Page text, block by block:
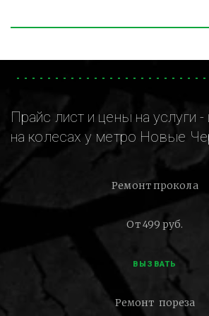
Прайс лист и цены на услуги
на колесах у метро Новые
Ремонт прокола
От 499 руб.
ВЫЗВАТЬ
Ремонт пореза